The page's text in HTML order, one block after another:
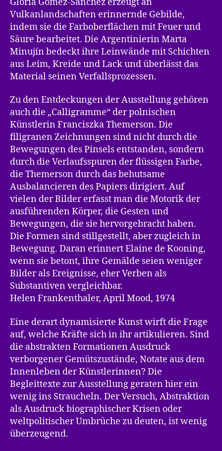
Vulkanlandschaften erinnernde Gebilde,
indem sie die Farboberflächen mit Feuer und
Säure bearbeitet. Die Argentinierin Marta
Minujín bedeckt ihre Leinwände mit Schichten
aus Leim, Kreide und Lack und überlässt das
Material seinen Verfallsprozessen.
Zu den Entdeckungen der Ausstellung gehören
auch die „Calligramme“ der polnischen
Künstlerin Franciszka Themerson. Die
filigranen Zeichnungen sind nicht durch die
Bewegungen des Pinsels entstanden, sondern
durch die Verlaufsspuren der flüssigen Farbe,
die Themerson durch das behutsame
Ausbalancieren des Papiers dirigiert. Auf
vielen der Bilder erfasst man die Motorik der
ausführenden Körper, die Gesten und
Bewegungen, die sie hervorgebracht haben.
Die Formen sind stillgestellt, aber zugleich in
Bewegung. Daran erinnert Elaine de Kooning,
wenn sie betont, ihre Gemälde seien weniger
Bilder als Ereignisse, eher Verben als
Substantiven vergleichbar.
Helen Frankenthaler, April Mood, 1974
Eine derart dynamisierte Kunst wirft die Frage
auf, welche Kräfte sich in ihr artikulieren. Sind
die abstrakten Formationen Ausdruck
verborgener Gemütszustände, Notate aus dem
Innenleben der Künstlerinnen? Die
Begleittexte zur Ausstellung geraten hier ein
wenig ins Straucheln. Der Versuch, Abstraktion
als Ausdruck biographischer Krisen oder
weltpolitischer Umbrüche zu deuten, ist wenig
überzeugend.